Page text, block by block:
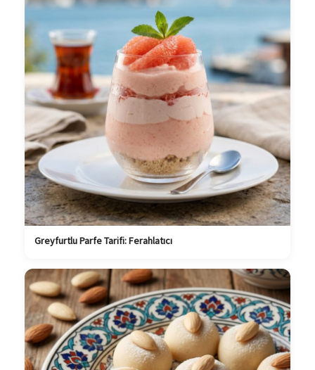
Greyfurtlu Parfe Tarifi: Ferahlatıcı